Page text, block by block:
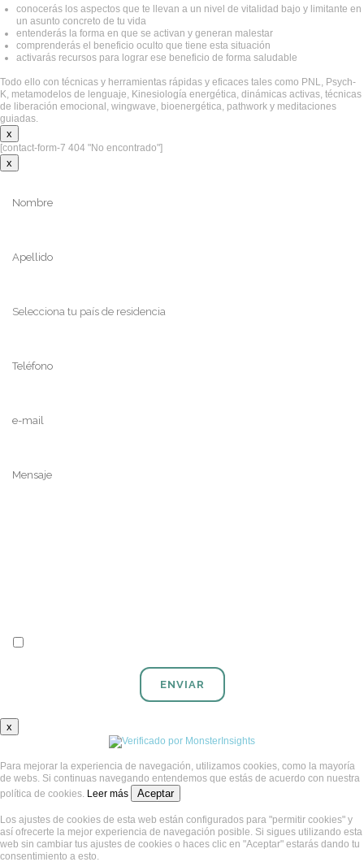
conocerás los aspectos que te llevan a un nivel de vitalidad bajo y limitante en
un asunto concreto de tu vida
entenderás la forma en que se activan y generan malestar
comprenderás el beneficio oculto que tiene esta situación
activarás recursos para lograr ese beneficio de forma saludable
Todo ello con técnicas y herramientas rápidas y eficaces tales como PNL, Psych-
K, metamodelos de lenguaje, Kinesiología energética, dinámicas activas, técnicas
de liberación emocional, wingwave, bioenergética, pathwork y meditaciones
guiadas.
x
[contact-form-7 404 "No encontrado"]
x
x
Para mejorar la experiencia de navegación, utilizamos cookies, como la mayoría
de webs. Si continuas navegando entendemos que estás de acuerdo con nuestra
política de cookies. Leer más Aceptar
Los ajustes de cookies de esta web están configurados para "permitir cookies" y
así ofrecerte la mejor experiencia de navegación posible. Si sigues utilizando esta
web sin cambiar tus ajustes de cookies o haces clic en "Aceptar" estarás dando tu
consentimiento a esto.